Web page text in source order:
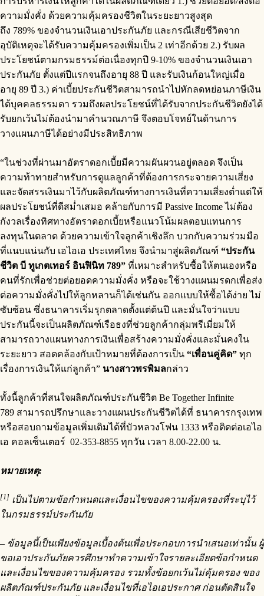
ความมั่งคั่ง ด้วยความคุ้มครองชีวิตในระยะยาวสูงสุด
ถึง 789% ของจำนวนเงินเอาประกันภัย และกรณีเสียชีวิตจาก
อุบัติเหตุจะได้รับความคุ้มครองเพิ่มเป็น 2 เท่าอีกด้วย 2.) รับผล
ประโยชน์ตามกรมธรรม์ต่อเนื่องทุกปี 9-10% ของจำนวนเงินเอา
ประกันภัย ตั้งแต่ปีแรกจนถึงอายุ 88 ปี และรับเงินก้อนใหญ่เมื่อ
อายุ 89 ปี 3.) ค่าเบี้ยประกันชีวิตสามารถนำไปหักลดหย่อนภาษีเงิน
ได้บุคคลธรรมดา รวมถึงผลประโยชน์ที่ได้รับจากประกันชีวิตยังได้
รับยกเว้นไม่ต้องนำมาคำนวณภาษี จึงตอบโจทย์ในด้านการ
วางแผนภาษีได้อย่างมีประสิทธิภาพ
“ในช่วงที่ผ่านมาอัตราดอกเบี้ยมีความผันผวนอยู่ตลอด จึงเป็น
ความท้าทายสำหรับการดูแลลูกค้าที่ต้องการกระจายความเสี่ยง
และจัดสรรเงินมาไว้กับผลิตภัณฑ์ทางการเงินที่ความเสี่ยงต่ำแต่ให้
ผลประโยชน์ที่ดีสม่ำเสมอ คล้ายกับการมี Passive Income ไม่ต้อง
กังวลเรื่องทิศทางอัตราดอกเบี้ยหรือแนวโน้มผลตอบแทนการ
ลงทุนในตลาด ด้วยความเข้าใจลูกค้าเชิงลึก บวกกับความร่วมมือ
ที่แนบแน่นกับ เอไอเอ ประเทศไทย จึงนำมาสู่ผลิตภัณฑ์ “ประกัน
ชีวิต บี ทูเกตเทอร์ อินฟินิท 789” ที่เหมาะสำหรับซื้อให้ตนเองหรือ
คนที่รักเพื่อช่วยต่อยอดความมั่งคั่ง หรือจะใช้วางแผนมรดกเพื่อส่ง
ต่อความมั่งคั่งไปให้ลูกหลานก็ได้เช่นกัน ออกแบบให้ซื้อได้ง่าย ไม่
ซับซ้อน ซึ่งธนาคารเริ่มรุกตลาดตั้งแต่ต้นปี และมั่นใจว่าแบบ
ประกันนี้จะเป็นผลิตภัณฑ์เรือธงที่ช่วยลูกค้ากลุ่มพรีเมี่ยมให้
สามารถวางแผนทางการเงินเพื่อสร้างความมั่งคั่งและมั่นคงใน
ระยะยาว สอดคล้องกับเป้าหมายที่ต้องการเป็น “เพื่อนคู่คิด” ทุก
เรื่องการเงินให้แก่ลูกค้า” นางสาวพรพิมลกล่าว
ทั้งนี้ลูกค้าที่สนใจผลิตภัณฑ์ประกันชีวิต Be Together Infinite
789 สามารถปรึกษาและวางแผนประกันชีวิตได้ที่ ธนาคารกรุงเทพ
หรือสอบถามข้อมูลเพิ่มเติมได้ที่บัวหลวงโฟน 1333 หรือติดต่อเอไอ
เอ คอลเซ็นเตอร์ 02-353-8855 ทุกวัน เวลา 8.00-22.00 น.
หมายเหตุ:
[1] เป็นไปตามข้อกำหนดและเงื่อนไขของความคุ้มครองที่ระบุไว้
ในกรมธรรม์ประกันภัย
– ข้อมูลนี้เป็นเพียงข้อมูลเบื้องต้นเพื่อประกอบการนำเสนอเท่านั้น ผู้
ขอเอาประกันภัยควรศึกษาทำความเข้าใจรายละเอียดข้อกำหนด
และเงื่อนไขของความคุ้มครอง รวมทั้งข้อยกเว้นไม่คุ้มครอง ของ
ผลิตภัณฑ์ประกันภัย และเงื่อนไขที่เอไอเอประกาศ ก่อนตัดสินใจ